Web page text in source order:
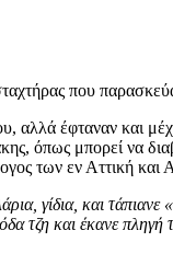
που
έφταναν και
όπως μπορεί να
των εν Αττική και
γίδια, και
και έκανε πληγή